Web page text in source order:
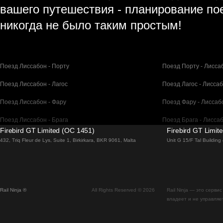
вашего путешествия - планирование
никогда не было таким простым!
Поезд Лиссабон - Порту Поезд Порту -
Поезд Лиссабон - Лагос Поезд Лагос -
Поезд Лиссабон - Фару Поезд Фару -
Поезд Лиссабон - Брага Поезд Брага -
Поезд Барселона - Мадрид Поезд Мадрид -
Поезд Мадрид - Севилья Поезд Севилья -
Firebird GT Limited (OC 1451)
432, Triq Fleur de Lys, Suite 1, Birkirkara, BKR 9061, Malta
Firebird GT
Unit G 15/F Tal
Rail Ninja ® All Rights Reserved © 2026
Rail Ninja — это
владеет и не